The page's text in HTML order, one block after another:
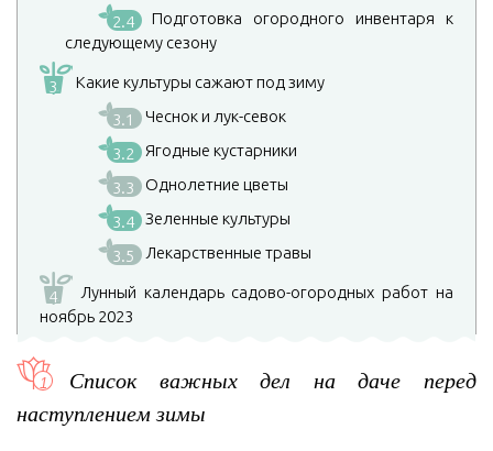
2.4 Подготовка огородного инвентаря к
следующему сезону
3
Какие культуры сажают под зиму
3.1 Чеснок и лук-севок
3.2 Ягодные кустарники
3.3 Однолетние цветы
3.4 Зеленные культуры
3.5 Лекарственные травы
4
Лунный календарь садово-огородных работ на
ноябрь 2023
Список важных дел на даче перед
наступлением зимы